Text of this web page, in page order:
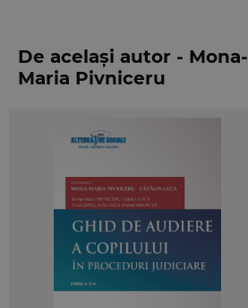
De același autor - Mona-
Maria Pivniceru